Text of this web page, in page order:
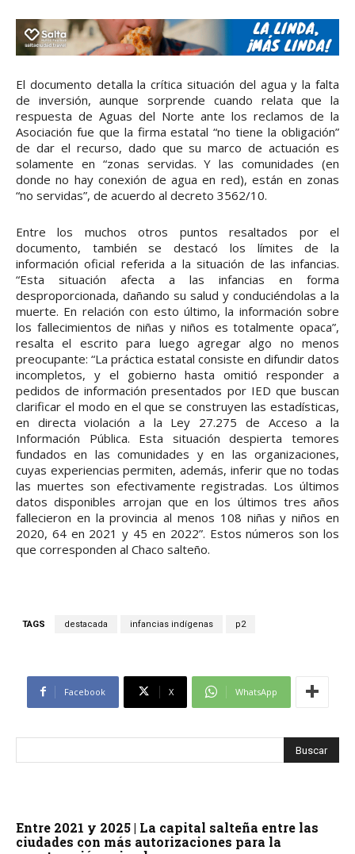
El documento detalla la crítica situación del agua y la falta
de inversión, aunque sorprende cuando relata que la
respuesta de Aguas del Norte ante los reclamos de la
Asociación fue que la firma estatal “no tiene la obligación”
de dar el recurso, dado que su marco de actuación es
solamente en “zonas servidas. Y las comunidades (en
donde no hay conexión de agua en red), están en zonas
“no servidas”, de acuerdo al decreto 3562/10.
Entre los muchos otros puntos resaltados por el
documento, también se destacó los límites de la
información oficial referida a la situación de las infancias.
“Esta situación afecta a las infancias en forma
desproporcionada, dañando su salud y conduciéndolas a la
muerte. En relación con esto último, la información sobre
los fallecimientos de niñas y niños es totalmente opaca”,
resalta el escrito para luego agregar algo no menos
preocupante: “La práctica estatal consiste en difundir datos
incompletos, y el gobierno hasta omitió responder a
pedidos de información presentados por IED que buscan
clarificar el modo en el que se construyen las estadísticas,
en directa violación a la Ley 27.275 de Acceso a la
Información Pública. Esta situación despierta temores
fundados en las comunidades y en las organizaciones,
cuyas experiencias permiten, además, inferir que no todas
las muertes son efectivamente registradas. Los últimos
datos disponibles arrojan que en los últimos tres años
fallecieron en la provincia al menos 108 niñas y niños en
2020, 64 en 2021 y 45 en 2022”. Estos números son los
que corresponden al Chaco salteño.
TAGS destacada infancias indígenas p2
Facebook X WhatsApp
Entre 2021 y 2025 | La capital salteña entre las
ciudades con más autorizaciones para la